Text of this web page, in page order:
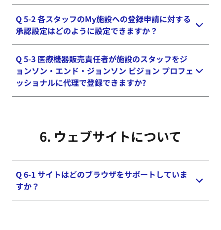
医療機器販売責任者は、あんしんプラン（定期便、
都度便）のレポートを確認することができます。ま
た、My施設に登録申請された他のスタッフの承
認、否認をすることができます。
Q 5-2 各スタッフのMy施設への登録申請に対する
承認設定はどのように設定できますか？
医療機器販売責任者がMy施設内で設定できます。
Myチームの該当スタッフの名前の横にあるアイコ
ンをクリックし承認もしくは却下することができま
す。
Q 5-3 医療機器販売責任者が施設のスタッフをジ
ョンソン・エンド・ジョンソン ビジョン プロフェ
ッショナルに代理で登録できますか?
ことが必要です。My施設を登録するには５桁の得
されることが必要になります。
6. ウェブサイトに​ついて
Q 6-1 サイトはどのブラウザをサポートしていま
すか？